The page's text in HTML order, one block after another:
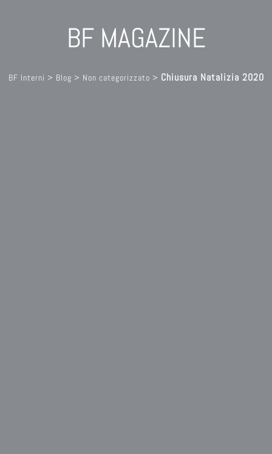
BF MAGAZINE
BF Interni > Blog > Non categorizzato > Chiusura Natalizia 2020